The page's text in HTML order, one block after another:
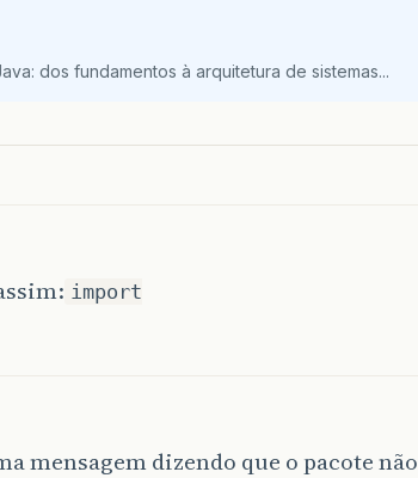
dos fundamentos à arquitetura de sistemas...
import
mensagem dizendo que o pacote não